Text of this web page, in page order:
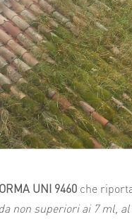
UNI 9460 che
non superiori ai 7 ml,